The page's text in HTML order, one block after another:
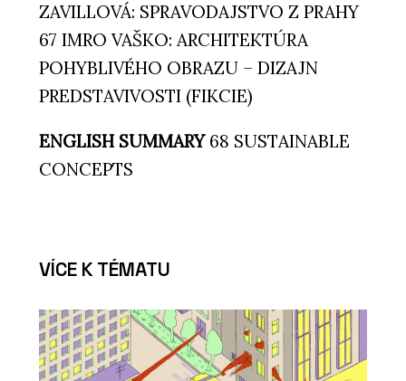
ZAVILLOVÁ: SPRAVODAJSTVO Z PRAHY
67 IMRO VAŠKO: ARCHITEKTÚRA
POHYBLIVÉHO OBRAZU – DIZAJN
PREDSTAVIVOSTI (FIKCIE)
ENGLISH SUMMARY68 SUSTAINABLE
CONCEPTS
VÍCE K TÉMATU